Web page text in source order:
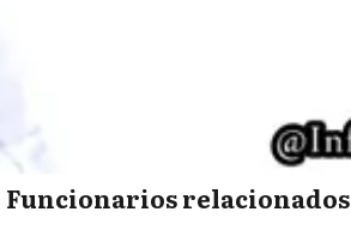
Funcionarios relacionados